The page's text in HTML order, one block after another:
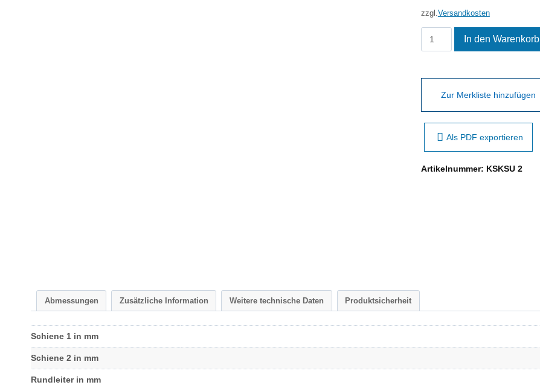
zzgl.Versandkosten
In den Warenkorb
Zur Merkliste hinzufügen
Als PDF exportieren
Artikelnummer: KSKSU 2
Abmessungen Zusätzliche Information Weitere technische Daten Produktsicherheit
Schiene 1 in mm
Schiene 2 in mm
Rundleiter in mm